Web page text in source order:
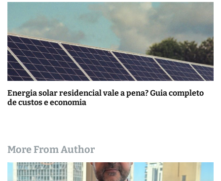
Energia solar residencial vale a pena? Guia completo
de custos e economia
More From Author